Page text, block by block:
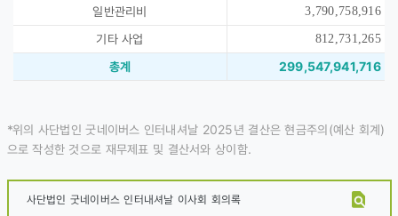
일반관리비 3,790,758,916
기타 사업 812,731,265
총계 299,547,941,716
*위의 사단법인 굿네이버스 인터내셔날 2025년 결산은 현금주의(예산 회계)
으로 작성한 것으로 재무제표 및 결산서와 상이함.
사단법인 굿네이버스 인터내셔날 이사회 회의록